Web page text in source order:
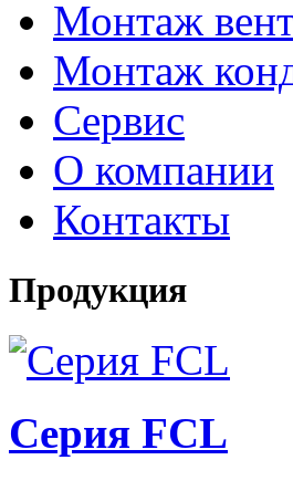
Монтаж
Монтаж
Сервис
О компании
Контакты
Продукция
Серия FCL